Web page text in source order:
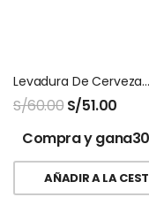
Levadura De Cerveza Ecuanatu En Polvo 1 Kg
S/60.00 S/51.00
Compra y gana30
AÑADIR A LA